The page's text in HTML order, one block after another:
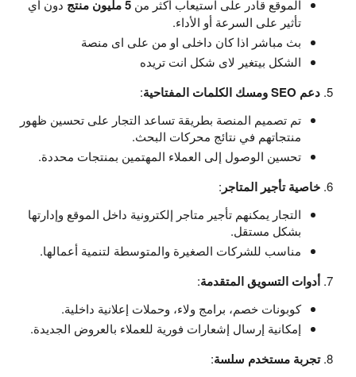
الموقع قادر على استيعاب أكثر من 5 مليون منتج
دون أي
تأثير على السرعة أو الأداء.
بث مباشر اذا كان داخلى او من على اى منصة
الشكل بيتغير لاى شكل انت تريده
دعم SEO ومسك الكلمات المفتاحية
:
تم تصميم المنصة بطريقة تساعد التجار على تحسين ظهور
منتجاتهم في نتائج محركات البحث.
تحسين الوصول إلى العملاء المهتمين بمنتجات محددة.
خاصية تأجير المتاجر :
التجار يمكنهم تأجير متاجر إلكترونية داخل الموقع وإدارتها
بشكل مستقل.
مناسب للشركات الصغيرة والمتوسطة لتنمية أعمالها.
أدوات التسويق المتقدمة:
كوبونات خصم، برامج ولاء، وحملات إعلانية داخلية.
إمكانية إرسال إشعارات فورية للعملاء بالعروض الجديدة.
تجربة مستخدم سلسة: